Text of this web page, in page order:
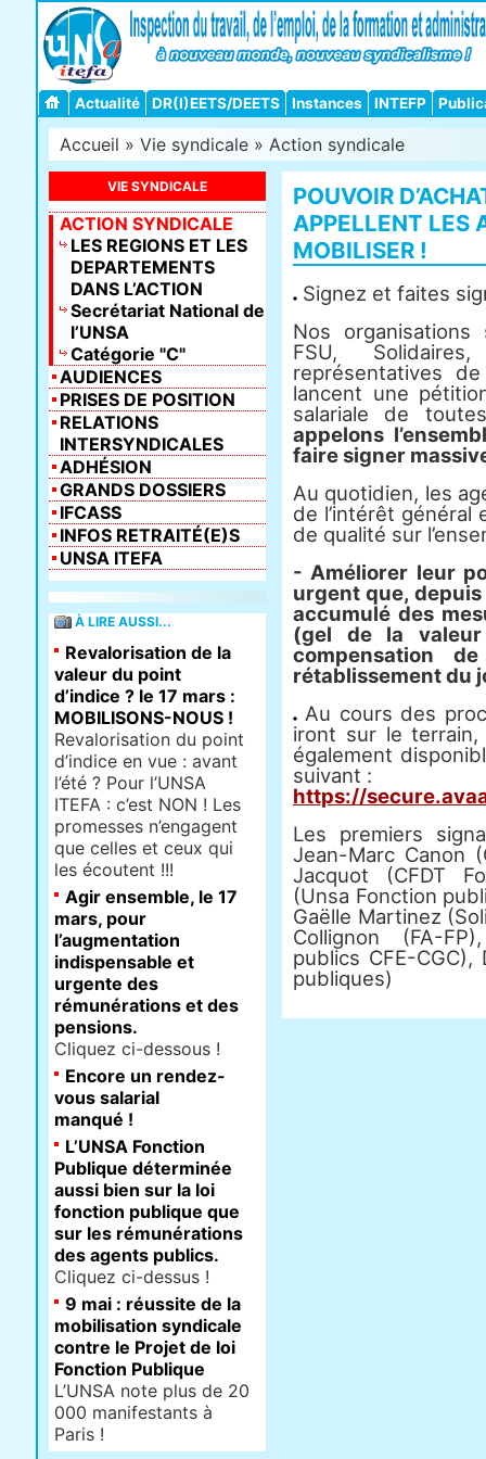
Actualité DR(I)EETS/DEETS Instances INTEFP
Accueil » Vie syndicale » Action syndicale
POUVOIR
APPELLENT LES
MOBILISER !
Signez et faites
Nos organisations
FSU,
représentatives
lancent une
salariale de
appelons
faire signer
Au quotidien, les
de l’intérêt
de qualité sur
- Améliorer leur
urgent que,
accumulé des
(gel de la valeur
compensation
rétablissement du
Au cours des
iront sur le
également
suivant :
https://
Les premiers
Jean-Marc Canon
Jacquot (CFDT
(Unsa Fonction
Gaëlle Martinez
Collignon (FA-
publics CFE-CGC),
publiques)
VIE SYNDICALE
ACTION SYNDICALE
LES REGIONS ET LES
DEPARTEMENTS
DANS L’ACTION
Secrétariat National de
l’UNSA
Catégorie "C"
AUDIENCES
PRISES DE POSITION
RELATIONS
INTERSYNDICALES
ADHÉSION
GRANDS DOSSIERS
IFCASS
INFOS RETRAITÉ(E)S
UNSA ITEFA
À LIRE AUSSI...
Revalorisation de la
valeur du point
d’indice ? le 17 mars :
MOBILISONS-NOUS !
Revalorisation du point
d’indice en vue : avant
l’été ? Pour l’UNSA
ITEFA : c’est NON ! Les
promesses n’engagent
que celles et ceux qui
les écoutent !!!
Agir ensemble, le 17
mars, pour
l’augmentation
indispensable et
urgente des
rémunérations et des
pensions.
Cliquez ci-dessous !
Encore un rendez-
vous salarial
manqué !
L’UNSA Fonction
Publique déterminée
aussi bien sur la loi
fonction publique que
sur les rémunérations
des agents publics.
Cliquez ci-dessus !
9 mai : réussite de la
mobilisation syndicale
contre le Projet de loi
Fonction Publique
L’UNSA note plus de 20
000 manifestants à
Paris !